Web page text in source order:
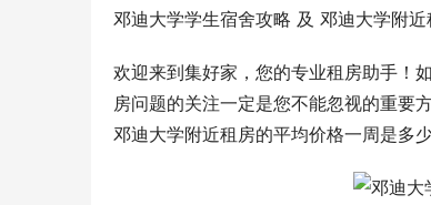
邓迪大学学生宿舍攻略 及 邓迪大学附
欢迎来到集好家，您的专业租房助手！
房问题的关注一定是您不能忽视的重要
邓迪大学附近租房的平均价格一周是多少